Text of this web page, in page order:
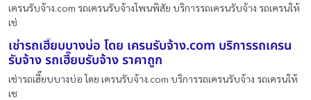
เครนรับจ้าง.com รถเครนรับจ้างโพนพิสัย บริการรถเครนรับจ้าง รถเครนให้
เช่
เช่ารถเฮี๊ยบบางบ่อ โดย เครนรับจ้าง.com บริการรถเครน
รับจ้าง รถเฮี๊ยบรับจ้าง ราคาถูก
เช่ารถเฮี๊ยบบางบ่อ โดย เครนรับจ้าง.com บริการรถเครนรับจ้าง รถเครนให้
เช